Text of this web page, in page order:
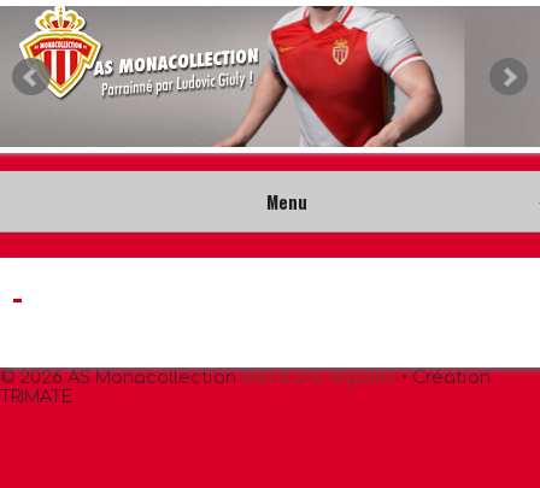
Menu
Accueil
Nouveautés
-
© 2026 AS MonacollectionMentions légales• Création
TRIMATE